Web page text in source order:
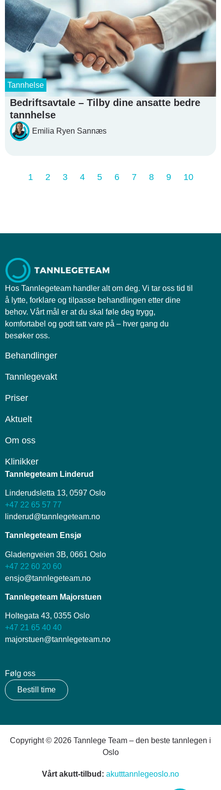
Bedriftsavtale – Tilby dine ansatte bedre
tannhelse
Emilia Ryen Sannæs
Tannhelse
1 2 3 4 5 6 7 8 9 10
Hos Tannlegeteam handler alt om deg. Vi tar oss tid til
å lytte, forklare og tilpasse behandlingen etter dine
behov. Vårt mål er at du skal føle deg trygg,
komfortabel og godt tatt vare på – hver gang du
besøker oss.
Behandlinger
Tannlegevakt
Priser
Aktuelt
Om oss
Klinikker
Tannlegeteam Linderud
Linderudsletta 13, 0597 Oslo
+47 22 65 57 77
linderud@tannlegeteam.no
Tannlegeteam Ensjø
Gladengveien 3B, 0661 Oslo
+47 22 60 20 60
ensjo@tannlegeteam.no
Tannlegeteam Majorstuen
Holtegata 43, 0355 Oslo
+47 21 65 40 40
majorstuen@tannlegeteam.no
Følg oss
Bestill time
Copyright © 2026 Tannlege Team – den beste tannlegen i
Oslo
Vårt akutt-tilbud: akutttannlegeoslo.no